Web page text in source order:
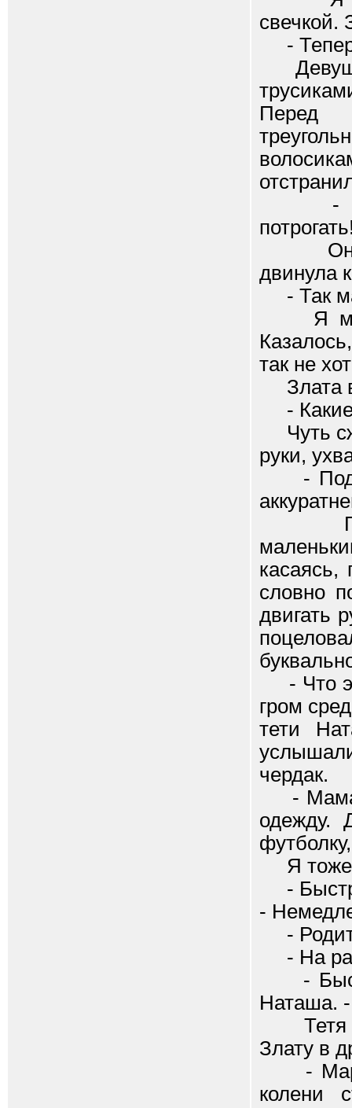
свечкой.
-
Перед
-
Она
двинула
- Так
Я
так не
Злата
- Какие
Чуть
руки,
-
Грудь
касаясь,
словно
двигать
- Что
гром
тети
чердак.
-
одежду.
Я тоже
-
-
-
- На
-
Наташа.
Тетя
Злату в
- Марш
колени